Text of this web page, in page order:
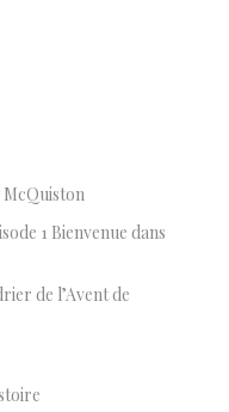
1 Bienvenue dans
de l’Avent de